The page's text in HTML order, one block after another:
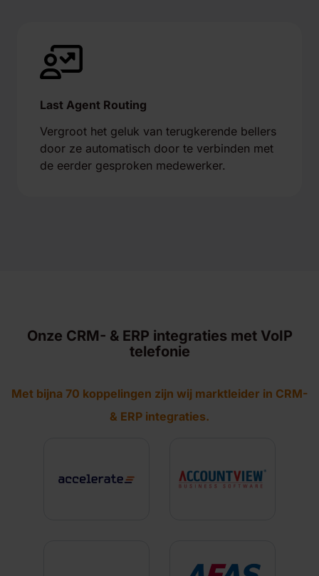
Last Agent Routing
Vergroot het geluk van terugkerende bellers
door ze automatisch door te verbinden met
de eerder gesproken medewerker.
Onze CRM- & ERP integraties met VoIP
telefonie
Met bijna 70 koppelingen zijn wij marktleider in CRM-
& ERP integraties.